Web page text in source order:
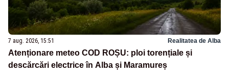
7 aug. 2026, 15:51 Realitatea de Alba
Atenționare meteo COD ROȘU: ploi torențiale și
descărcări electrice în Alba și Maramureș